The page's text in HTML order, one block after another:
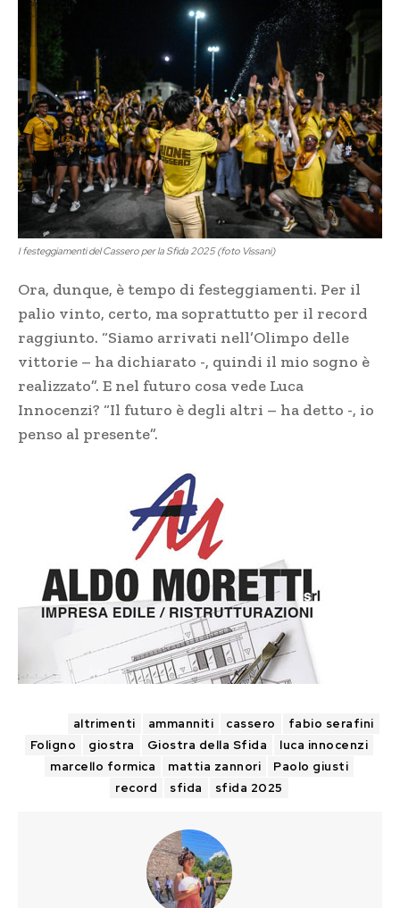
I festeggiamenti del Cassero per la Sfida 2025 (foto Vissani)
Ora, dunque, è tempo di festeggiamenti. Per il
palio vinto, certo, ma soprattutto per il record
raggiunto. “Siamo arrivati nell’Olimpo delle
vittorie – ha dichiarato -, quindi il mio sogno è
realizzato”. E nel futuro cosa vede Luca
Innocenzi? “Il futuro è degli altri – ha detto -, io
penso al presente”.
altrimenti ammanniti cassero
fabio serafini
Foligno
giostra Giostra della Sfida
luca innocenzi
marcello formica
mattia zannori
Paolo giusti
record
sfida sfida 2025